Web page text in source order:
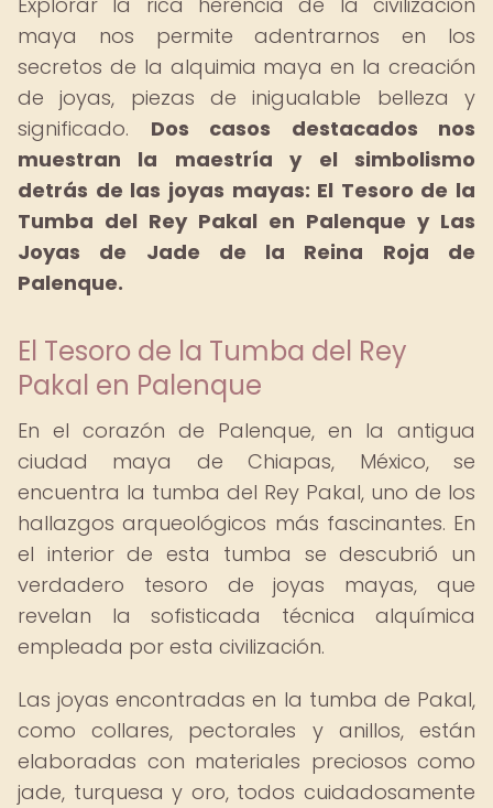
maya nos permite adentrarnos en los
secretos de la alquimia maya en la creación
de joyas, piezas de inigualable belleza y
significado. Dos casos destacados nos
muestran la maestría y el simbolismo
detrás de las joyas mayas: El Tesoro de la
Tumba del Rey Pakal en Palenque y Las
Joyas de Jade de la Reina Roja de
Palenque.
El Tesoro de la Tumba del Rey
Pakal en Palenque
En el corazón de Palenque, en la antigua
ciudad maya de Chiapas, México, se
encuentra la tumba del Rey Pakal, uno de los
hallazgos arqueológicos más fascinantes. En
el interior de esta tumba se descubrió un
verdadero tesoro de joyas mayas, que
revelan la sofisticada técnica alquímica
empleada por esta civilización.
Las joyas encontradas en la tumba de Pakal,
como collares, pectorales y anillos, están
elaboradas con materiales preciosos como
jade, turquesa y oro, todos cuidadosamente